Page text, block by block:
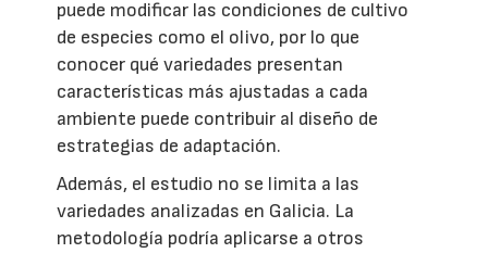
puede modificar las condiciones de cultivo
de especies como el olivo, por lo que
conocer qué variedades presentan
características más ajustadas a cada
ambiente puede contribuir al diseño de
estrategias de adaptación.
Además, el estudio no se limita a las
variedades analizadas en Galicia. La
metodología podría aplicarse a otros